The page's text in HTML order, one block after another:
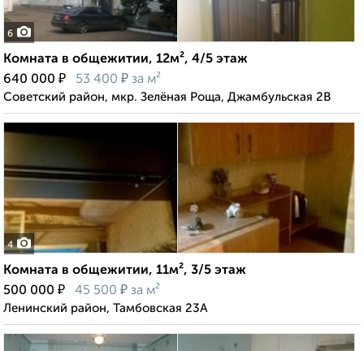
6
Комната в общежитии, 12м², 4/5 этаж
640 000 ₽ 53 400 ₽ за м²
Советский район, мкр. Зелёная Роща, Джамбульская 2В
4
Комната в общежитии, 11м², 3/5 этаж
500 000 ₽ 45 500 ₽ за м²
Ленинский район, Тамбовская 23А